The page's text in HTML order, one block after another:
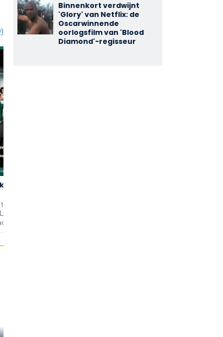
(TV-serie)
Binnenkort verdwijnt
'Glory' van Netflix: de
Oscarwinnende
oorlogsfilm van 'Blood
Diamond'-regisseur